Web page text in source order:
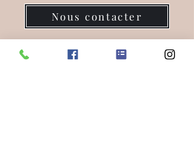
Nous contacter